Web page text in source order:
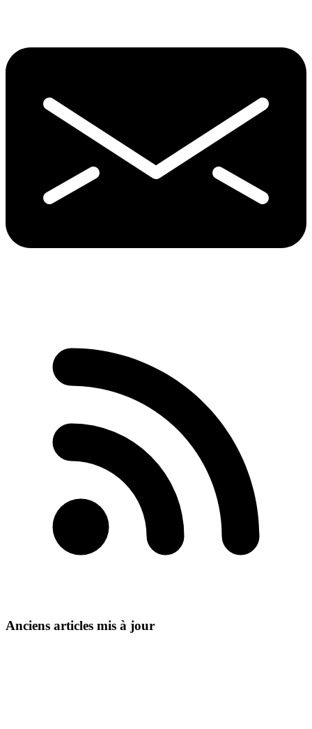
Anciens articles mis à jour